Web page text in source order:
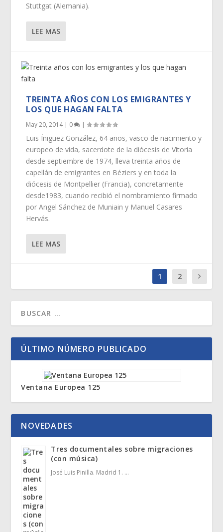
Stuttgat (Alemania).
LEE MAS
TREINTA AÑOS CON LOS EMIGRANTES Y
LOS QUE HAGAN FALTA
May 20, 2014| 0 |
Luis Íñiguez González, 64 años, vasco de nacimiento y
europeo de vida, sacerdote de la diócesis de Vitoria
desde septiembre de 1974, lleva treinta años de
capellán de emigrantes en Béziers y en toda la
diócesis de Montpellier (Francia), concretamente
desde1983, cuando recibió el nombramiento firmado
por Angel Sánchez de Muniain y Manuel Casares
Hervás.
LEE MAS
1 2
ÚLTIMO NÚMERO PUBLICADO
Ventana Europea 125
NOVEDADES
Tres documentales sobre migraciones
(con música)
José Luis Pinilla. Madrid 1. …